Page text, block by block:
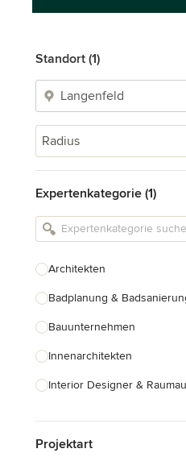
Standort (1)
Radius
Expertenkategorie (1)
Architekten
Badplanung &
Bauunternehmen
Innenarchitekten
Interior Designer &
Landschaftsarchitekten
Projektart